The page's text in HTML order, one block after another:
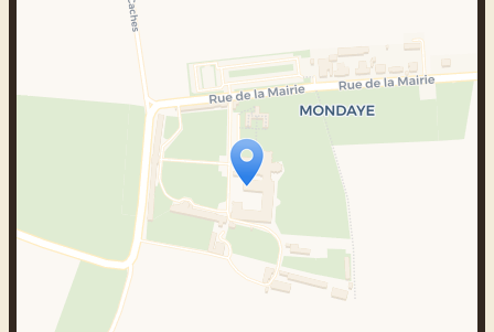
Travelers‘ Map wird geladen …
Wenn du dies siehst, nachdem deine
Seite vollständig geladen wurde,
fehlen leafletJS-Dateien.